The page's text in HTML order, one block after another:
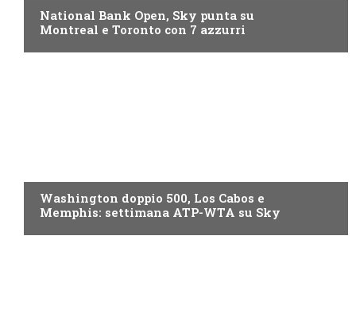
National Bank Open, Sky punta su
Montreal e Toronto con 7 azzurri
Washington doppio 500, Los Cabos e
Memphis: settimana ATP-WTA su Sky